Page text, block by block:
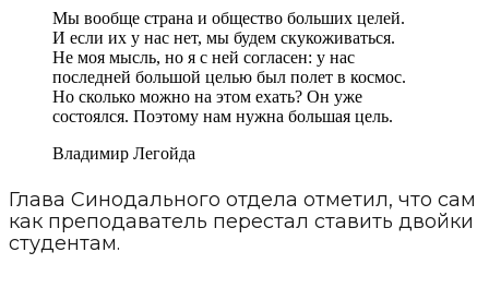
Мы вообще страна и общество больших целей.
И если их у нас нет, мы будем скукоживаться.
Не моя мысль, но я с ней согласен: у нас
последней большой целью был полет в космос.
Но сколько можно на этом ехать? Он уже
состоялся. Поэтому нам нужна большая цель.
Владимир Легойда
Глава Синодального отдела отметил, что сам
как преподаватель перестал ставить двойки
студентам.